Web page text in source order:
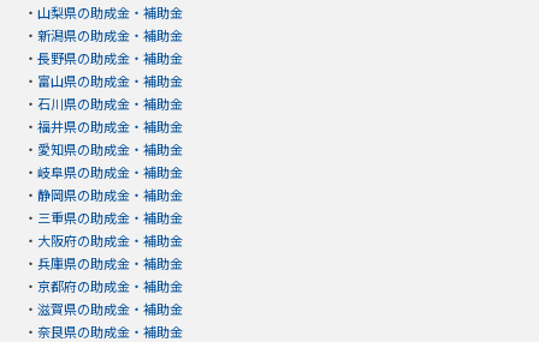
・ 山梨県の助成金・補助金
・ 新潟県の助成金・補助金
・ 長野県の助成金・補助金
・ 富山県の助成金・補助金
・ 石川県の助成金・補助金
・ 福井県の助成金・補助金
・ 愛知県の助成金・補助金
・ 岐阜県の助成金・補助金
・ 静岡県の助成金・補助金
・ 三重県の助成金・補助金
・ 大阪府の助成金・補助金
・ 兵庫県の助成金・補助金
・ 京都府の助成金・補助金
・ 滋賀県の助成金・補助金
・ 奈良県の助成金・補助金